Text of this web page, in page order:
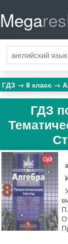
Mega
ГДЗ 8 класс
ГДЗ